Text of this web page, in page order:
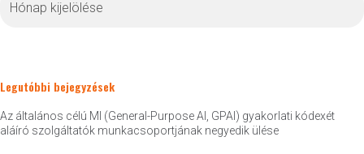
Legutóbbi bejegyzések
Az általános célú MI (General-Purpose AI, GPAI) gyakorlati kódexét
aláíró szolgáltatók munkacsoportjának negyedik ülése